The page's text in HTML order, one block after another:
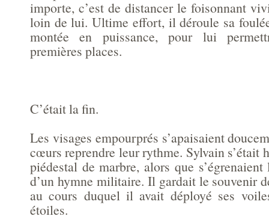
importe, c’est de distancer le foisonnant
loin de lui. Ultime effort, il déroule sa
montée en puissance, pour lui
premières places.
C’était la fin.
Les visages empourprés s’apaisaient
cœurs reprendre leur rythme. Sylvain s’était
piédestal de marbre, alors que
d’un hymne militaire. Il gardait le souvenir
au cours duquel il avait déployé ses
étoiles.